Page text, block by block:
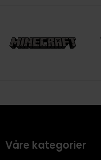
Våre kategorier